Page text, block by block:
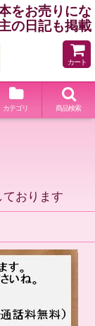
をお売りにな
の日記も掲載
カート
カテゴリ 商品検索
おります